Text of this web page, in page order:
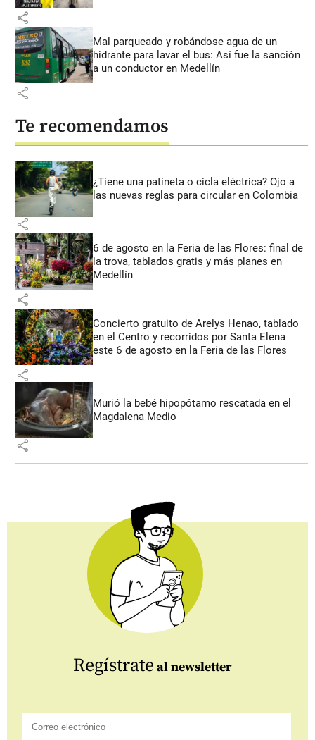
share
Mal parqueado y robándose agua de un
hidrante para lavar el bus: Así fue la sanción
a un conductor en Medellín
share
Te recomendamos
¿Tiene una patineta o cicla eléctrica? Ojo a
las nuevas reglas para circular en Colombia
share
6 de agosto en la Feria de las Flores: final de
la trova, tablados gratis y más planes en
Medellín
share
Concierto gratuito de Arelys Henao, tablado
en el Centro y recorridos por Santa Elena
este 6 de agosto en la Feria de las Flores
share
Murió la bebé hipopótamo rescatada en el
Magdalena Medio
share
Regístrate al newsletter